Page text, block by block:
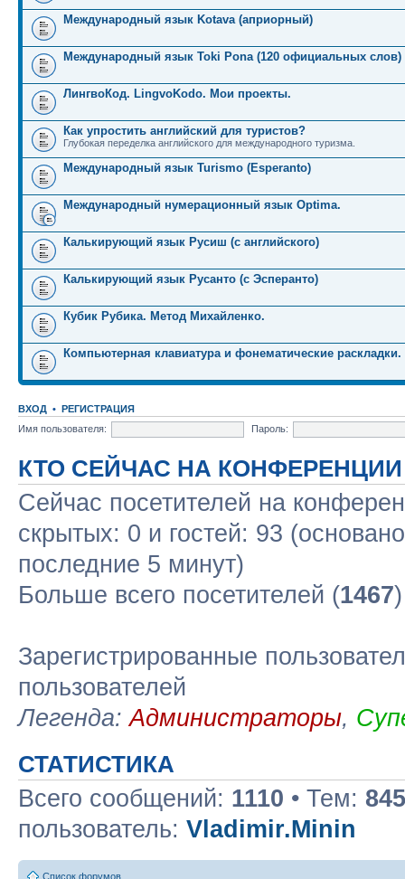
Международный язык Kotava (априорный)
Международный язык Toki Pona (120 официальных слов)
ЛингвоКод. LingvoKodo. Мои проекты.
Как упростить английский для туристов?
Глубокая переделка английского для международного туризма.
Международный язык Turismo (Esperanto)
Международный нумерационный язык Optima.
Калькирующий язык Русиш (с английского)
Калькирующий язык Русанто (с Эсперанто)
Кубик Рубика. Метод Михайленко.
Компьютерная клавиатура и фонематические раскладки.
ВХОД • РЕГИСТРАЦИЯ
Имя пользователя:
Пароль:
КТО СЕЙЧАС НА КОНФЕРЕНЦИИ
Сейчас посетителей на
скрытых: 0 и гостей: 93
последние 5 минут)
Больше всего посетителей (1467
Зарегистрированные
пользователей
Легенда:Администраторы,
СТАТИСТИКА
Всего сообщений: 1110 • Тем: 845
пользователь: Vladimir.Minin
Список форумов